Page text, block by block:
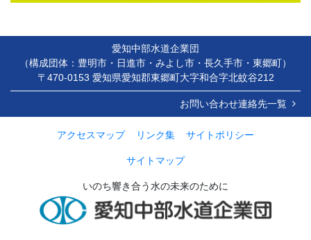
愛知中部水道企業団
（構成団体：豊明市・日進市・みよし市・長久手市・東郷町）
〒470-0153 愛知県愛知郡東郷町大字和合字北蚊谷212
お問い合わせ連絡先一覧
アクセスマップ リンク集 サイトポリシー
サイトマップ
いのち響き合う水の未来のために